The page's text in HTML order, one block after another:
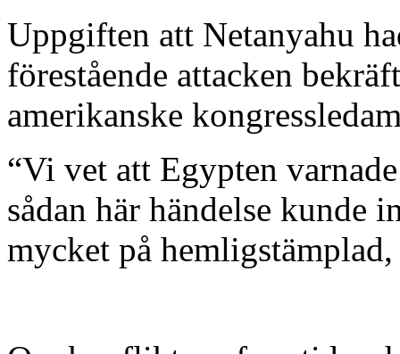
Uppgiften att Netanyahu
förestående attacken
amerikanske
“Vi vet att Egypten
sådan här händelse kunde
mycket på